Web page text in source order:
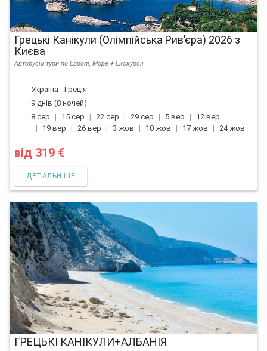
Грецькі Канікули (Олімпійська Рив’єра) 2026 з
Києва
Автобусні тури по Европі, Море + Екскурсії
Україна - Греція
9 днів (8 ночей)
8 сер
15 сер 22 сер 29 сер 5 вер
12 вер
19 вер
26 вер 3 жов 10 жов 17 жов 24 жов
від 319 €
ДЕТАЛЬНІШЕ
ГРЕЦЬКІ КАНІКУЛИ+АЛБАНІЯ